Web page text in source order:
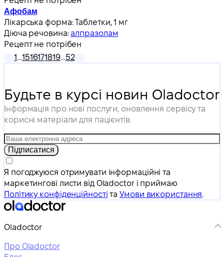
Афобам
Лікарська форма:Таблетки, 1 мг
Діюча речовина:алпразолам
Рецепт не потрібен
1…1516171819…52
Будьте в курсі новин Oladoctor
Інформація про нові послуги, оновлення сервісу та
корисні матеріали для пацієнтів.
Підписатися
Я погоджуюся отримувати інформаційні та
маркетингові листи від Oladoctor і приймаю
Політику конфіденційності таУмови використання.
Oladoctor
Про Oladoctor